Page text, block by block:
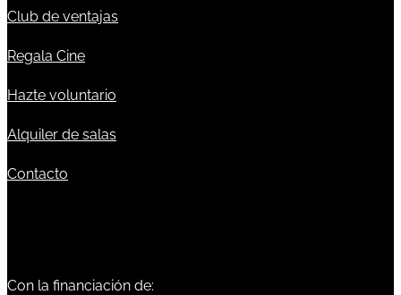
Club de ventajas
Regala Cine
Hazte voluntario
Alquiler de salas
Contacto
Con la financiación de: